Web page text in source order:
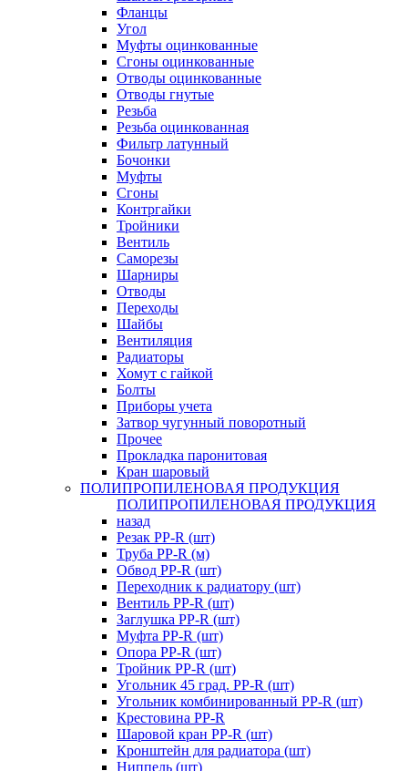
Фланцы
Угол
Муфты оцинкованные
Сгоны оцинкованные
Отводы оцинкованные
Отводы гнутые
Резьба
Резьба оцинкованная
Фильтр латунный
Бочонки
Муфты
Сгоны
Контргайки
Тройники
Вентиль
Саморезы
Шарниры
Отводы
Переходы
Шайбы
Вентиляция
Радиаторы
Хомут с гайкой
Болты
Приборы учета
Затвор чугунный поворотный
Прочее
Прокладка паронитовая
Кран шаровый
ПОЛИПРОПИЛЕНОВАЯ ПРОДУКЦИЯ
ПОЛИПРОПИЛЕНОВАЯ ПРОДУКЦИЯ
назад
Резак PP-R (шт)
Труба PP-R (м)
Обвод PP-R (шт)
Переходник к радиатору (шт)
Вентиль PP-R (шт)
Заглушка PP-R (шт)
Муфта PP-R (шт)
Опора PP-R (шт)
Тройник PP-R (шт)
Угольник 45 град. PP-R (шт)
Угольник комбинированный PP-R (шт)
Крестовина PP-R
Шаровой кран PP-R (шт)
Кронштейн для радиатора (шт)
Ниппель (шт)